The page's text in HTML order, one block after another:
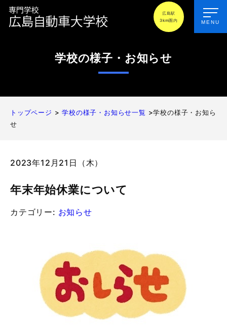
MENU
広島駅
3km圏内
学校の様子・お知らせ
トップページ >学校の様子・お知らせ一覧 >学校の様子・お知ら
せ
2023年12月21日（木）
年末年始休業について
カテゴリー: お知らせ